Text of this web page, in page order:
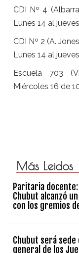
CDI Nº 4
Lunes 14 al
CDI Nº 2 (A.
Lunes 14 al
Escuela 703
Miércoles 16 de
Más Leidos
Paritaria docente:
Chubut alcanzó
con los gremios
Chubut será
general de los